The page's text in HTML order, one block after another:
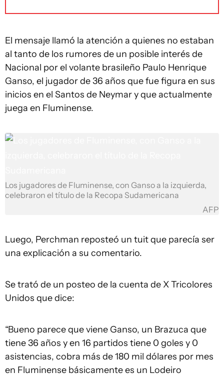
El mensaje llamó la atención a quienes no estaban
al tanto de los rumores de un posible interés de
Nacional por el volante brasileño Paulo Henrique
Ganso, el jugador de 36 años que fue figura en sus
inicios en el Santos de Neymar y que actualmente
juega en Fluminense.
Los jugadores de Fluminense, con Ganso a la izquierda,
celebraron el título de la Recopa Sudamericana
AFP
Luego, Perchman reposteó un tuit que parecía ser
una explicación a su comentario.
Se trató de un posteo de la cuenta de X Tricolores
Unidos que dice:
“Bueno parece que viene Ganso, un Brazuca que
tiene 36 años y en 16 partidos tiene 0 goles y 0
asistencias, cobra más de 180 mil dólares por mes
en Fluminense básicamente es un Lodeiro